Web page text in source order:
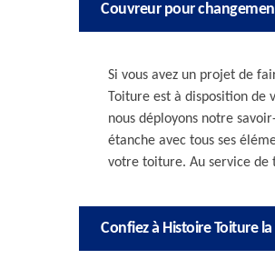
Couvreur pour
Si vous avez un projet de
Toiture est à disposition
nous déployons notre
étanche avec tous ses
votre toiture. Au service de
Confiez à Histoire Toiture